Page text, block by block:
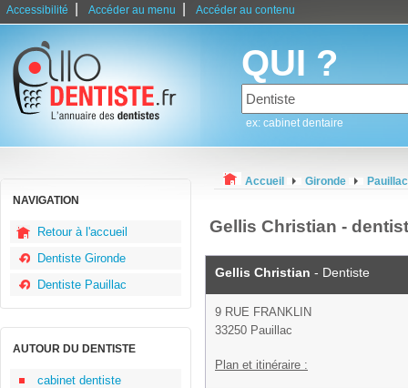
Accessibilité Accéder au menu Accéder au contenu
QUI ?
ex: cabinet dentaire
NAVIGATION
Retour à l'accueil
Dentiste Gironde
Dentiste Pauillac
AUTOUR DU DENTISTE
cabinet dentiste
Accueil Gironde Pauillac
Gellis Christian -
Gellis Christian - Dentiste
9 RUE FRANKLIN
33250 Pauillac
Plan et itinéraire :